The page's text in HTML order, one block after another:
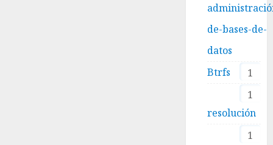
de-bases-de-
datos
1
Btrfs
1
resolución
1